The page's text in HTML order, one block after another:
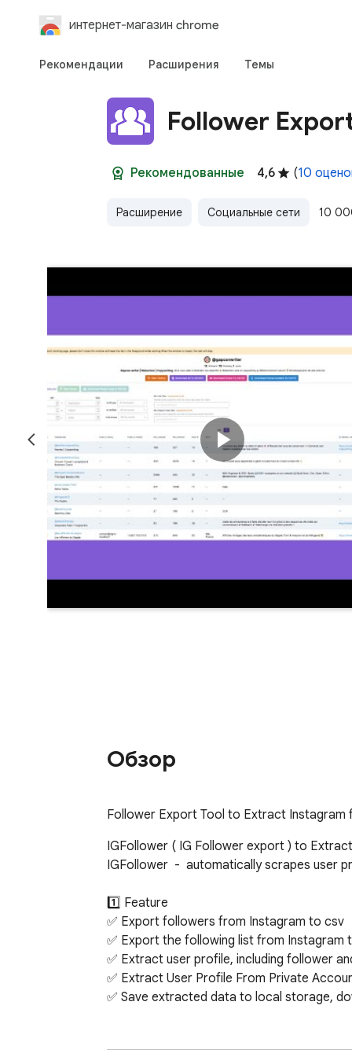
интернет-магазин chrome
Рекомендации Расширения Темы
Follower
Рекомендованные 4,6 (10
Расширение Социальные сети 10
Обзор
Follower Export Tool to Extract Instagram
IGFollower ( IG Follower export ) to
IGFollower  -  automatically scrapes user
1️⃣ Feature
✅ Export followers from Instagram to csv
✅ Export the following list from Instagram
✅ Extract user profile, including follower
✅ Extract User Profile From Private
✅ Save extracted data to local storage,
(1) Enter Instagram Username